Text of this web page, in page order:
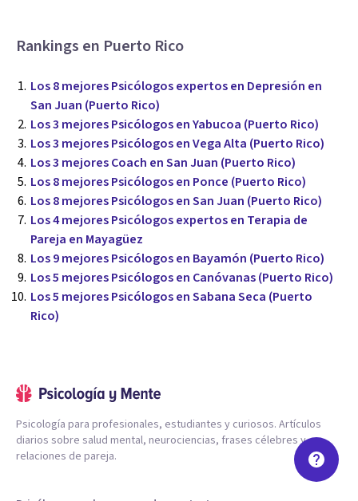
Rankings en Puerto Rico
Los 8 mejores Psicólogos expertos en Depresión en
San Juan (Puerto Rico)
Los 3 mejores Psicólogos en Yabucoa (Puerto Rico)
Los 3 mejores Psicólogos en Vega Alta (Puerto Rico)
Los 3 mejores Coach en San Juan (Puerto Rico)
Los 8 mejores Psicólogos en Ponce (Puerto Rico)
Los 8 mejores Psicólogos en San Juan (Puerto Rico)
Los 4 mejores Psicólogos expertos en Terapia de
Pareja en Mayagüez
Los 9 mejores Psicólogos en Bayamón (Puerto Rico)
Los 5 mejores Psicólogos en Canóvanas (Puerto Rico)
Los 5 mejores Psicólogos en Sabana Seca (Puerto
Rico)
Psicología para profesionales, estudiantes y curiosos. Artículos
diarios sobre salud mental, neurociencias, frases célebres y
relaciones de pareja.